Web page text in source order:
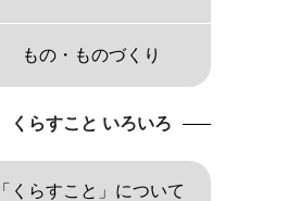
もの・ものづくり
くらすこと いろいろ
「くらすこと」について